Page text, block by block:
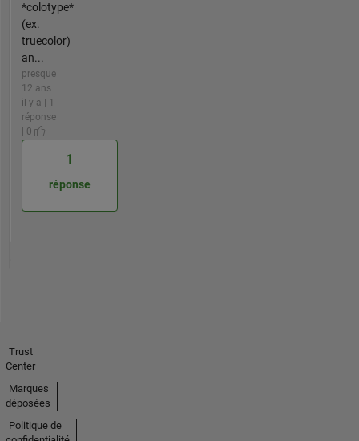
*colotype*
(ex.
truecolor)
an...
presque
12 ans
il y a | 1
réponse
| 0
1
réponse
Trust
Center
Marques
déposées
Politique de